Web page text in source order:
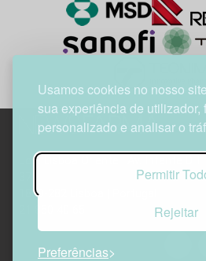
Usamos cookies no nosso
sua experiência de utilizador,
personalizado e analisar o
Permitir
Rejeitar
Preferências
Edif. Lisboa Oriente | Av. Infante D.
1800-282 Lisboa | Portugal